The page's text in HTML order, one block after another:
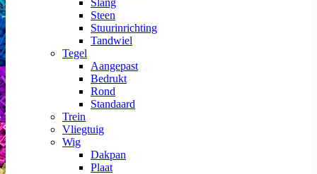
Steen
Stuurinrichting
Tandwiel
Tegel
Aangepast
Bedrukt
Rond
Standaard
Trein
Vliegtuig
Wig
Dakpan
Plaat